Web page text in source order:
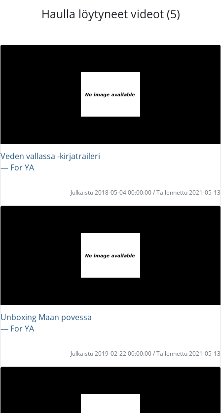
Haulla löytyneet videot (5)
Veden vallassa -kirjatraileri
― For YA
Julkaistu 2018-05-04 00:00:00 / Tallennettu 2021-05-13
Unboxing Maan povessa
― For YA
Julkaistu 2019-02-22 00:00:00 / Tallennettu 2021-05-13